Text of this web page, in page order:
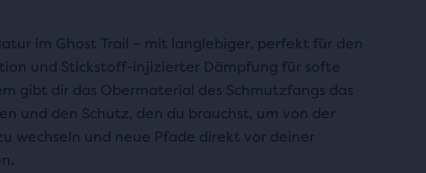
im Ghost Trail – mit langlebiger, perfekt für den
und Stickstoff-injizierter Dämpfung für softe
gibt dir das Obermaterial des Schmutzfangs das
und den Schutz, den du brauchst, um von der
wechseln und neue Pfade direkt vor deiner